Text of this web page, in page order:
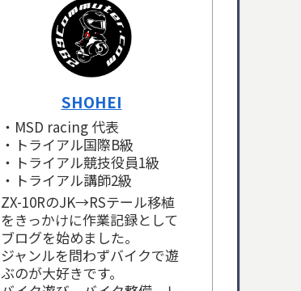
SHOHEI
・MSD racing 代表
・トライアル国際B級
・トライアル競技役員1級
・トライアル講師2級
ZX-10RのJK→RSテール移植
をきっかけに作業記録として
ブログを始めました。
ジャンルを問わずバイクで遊
ぶのが大好きです。